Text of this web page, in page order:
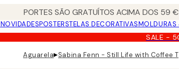
PORTES SÃO GRATUÍTOS ACIMA DOS 59
NOVIDADESPOSTERSTELAS DECORATIVASMOLDURAS
SALE -
Aguarela▸Sabina Fenn - Still Life with Coffee